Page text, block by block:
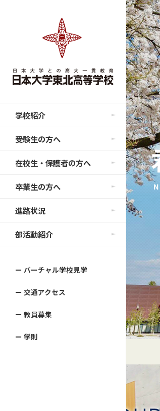
学校紹介
受験生の方へ
在校生・保護者の方へ
卒業生の方へ
進路状況
部活動紹介
ー バーチャル学校見学
ー 交通アクセス
ー 教員募集
ー 学則